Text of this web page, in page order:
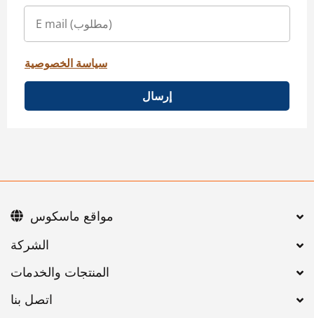
سياسة الخصوصية
إرسال
اتصل بنا
مواقع ماسكوس